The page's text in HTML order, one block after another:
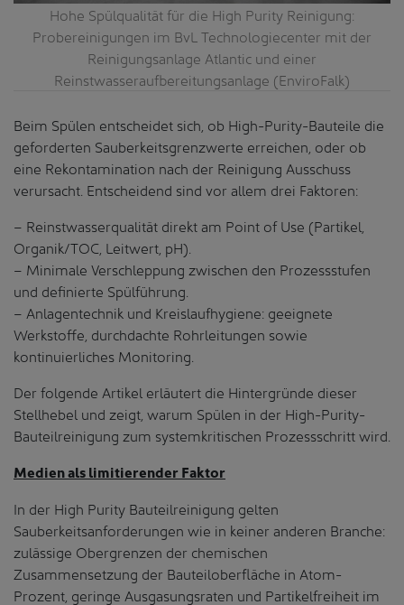
Hohe Spülqualität für die High Purity Reinigung:
Probereinigungen im BvL Technologiecenter mit der
Reinigungsanlage Atlantic und einer
Reinstwasseraufbereitungsanlage (EnviroFalk)
Beim Spülen entscheidet sich, ob High-Purity-Bauteile die
geforderten Sauberkeitsgrenzwerte erreichen, oder ob
eine Rekontamination nach der Reinigung Ausschuss
verursacht. Entscheidend sind vor allem drei Faktoren:
– Reinstwasserqualität direkt am Point of Use (Partikel,
Organik/TOC, Leitwert, pH).
– Minimale Verschleppung zwischen den Prozessstufen
und definierte Spülführung.
– Anlagentechnik und Kreislaufhygiene: geeignete
Werkstoffe, durchdachte Rohrleitungen sowie
kontinuierliches Monitoring.
Der folgende Artikel erläutert die Hintergründe dieser
Stellhebel und zeigt, warum Spülen in der High-Purity-
Bauteilreinigung zum systemkritischen Prozessschritt wird.
Medien als limitierender Faktor
In der High Purity Bauteilreinigung gelten
Sauberkeitsanforderungen wie in keiner anderen Branche:
zulässige Obergrenzen der chemischen
Zusammensetzung der Bauteiloberfläche in Atom-
Prozent, geringe Ausgasungsraten und Partikelfreiheit im